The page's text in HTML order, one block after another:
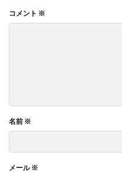
コメント ※
名前 ※
メール※